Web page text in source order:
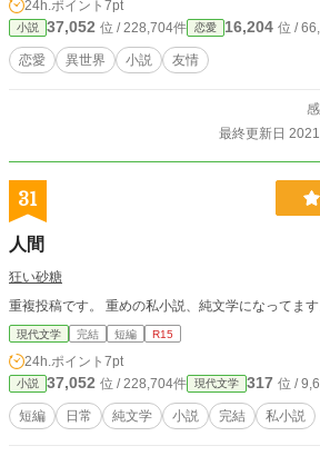
24h.ポイント 7pt
小説 37,052 位 / 228,704件 恋愛 16,204 位 /
恋愛 異世界 小説 友情
最終更新日
31
人間
狂い砂糖
重複投稿です。 重めの私小説、純文学になってます
現代文学 完結 短編 R15
24h.ポイント 7pt
小説 37,052 位 / 228,704件 現代文学 317 位 /
短編 日常 純文学 小説 完結 私小説